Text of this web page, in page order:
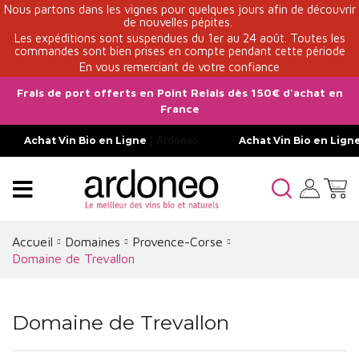
Nous partons dans les vignes pour quelques jours afin de découvrir
de nouvelles pépites.
Les expéditions sont suspendues du 1er au 24 août. Toutes les
commandes sont bien prises en compte pendant cette période
En vous remerciant de votre confiance
Frais de port offerts en Point Relais dès 150€ d'achat en
France
Achat Vin Bio en Ligne Achat Vin Bio en
Accueil Domaines
Provence-Corse
Domaine de Trevallon
Domaine de Trevallon